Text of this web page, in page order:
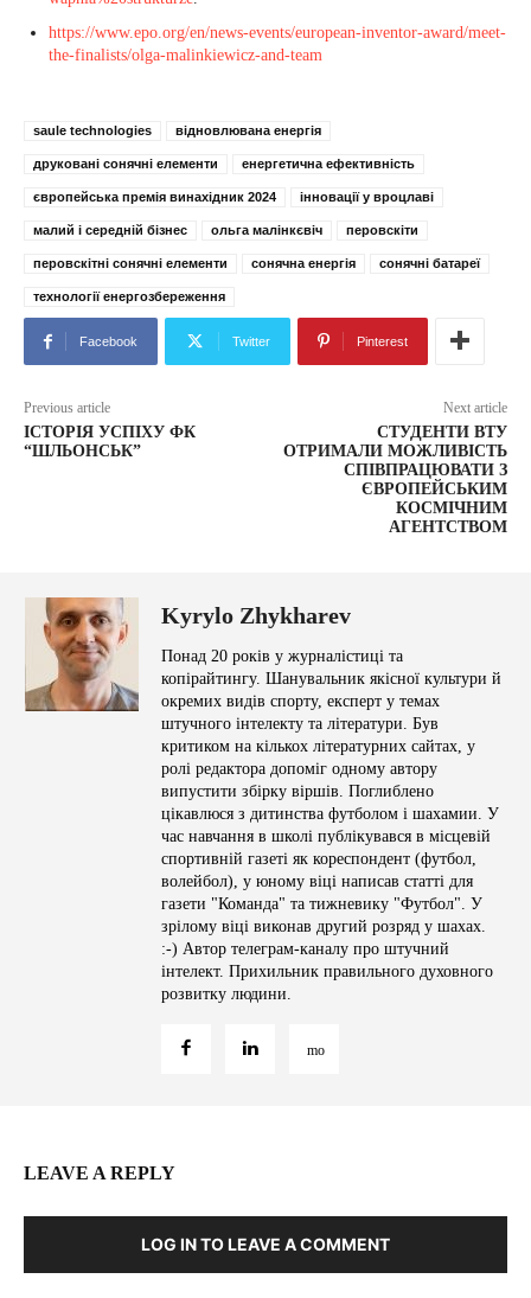
https://www.epo.org/en/news-events/european-inventor-award/meet-
the-finalists/olga-malinkiewicz-and-team
saule technologies відновлювана енергія
друковані сонячні елементи енергетична ефективність
європейська премія винахідник 2024 інновації у вроцлаві
малий і середній бізнес ольга малінкєвіч перовскіти
перовскітні сонячні елементи сонячна енергія сонячні батареї
технології енергозбереження
Facebook Twitter Pinterest
Previous article
ІСТОРІЯ УСПІХУ ФК
“ШЛЬОНСЬК”
Next article
СТУДЕНТИ ВТУ
ОТРИМАЛИ МОЖЛИВІСТЬ
СПІВПРАЦЮВАТИ З
ЄВРОПЕЙСЬКИМ
КОСМІЧНИМ
АГЕНТСТВОМ
Kyrylo Zhykharev
Понад 20 років у журналістиці та
копірайтингу. Шанувальник якісної культури й
окремих видів спорту, експерт у темах
штучного інтелекту та літератури. Був
критиком на кількох літературних сайтах, у
ролі редактора допоміг одному автору
випустити збірку віршів. Поглиблено
цікавлюся з дитинства футболом і шахамии. У
час навчання в школі публікувався в місцевій
спортивній газеті як кореспондент (футбол,
волейбол), у юному віці написав статті для
газети "Команда" та тижневику "Футбол". У
зрілому віці виконав другий розряд у шахах.
:-) Автор телеграм-каналу про штучний
інтелект. Прихильник правильного духовного
розвитку людини.
LEAVE A REPLY
LOG IN TO LEAVE A COMMENT